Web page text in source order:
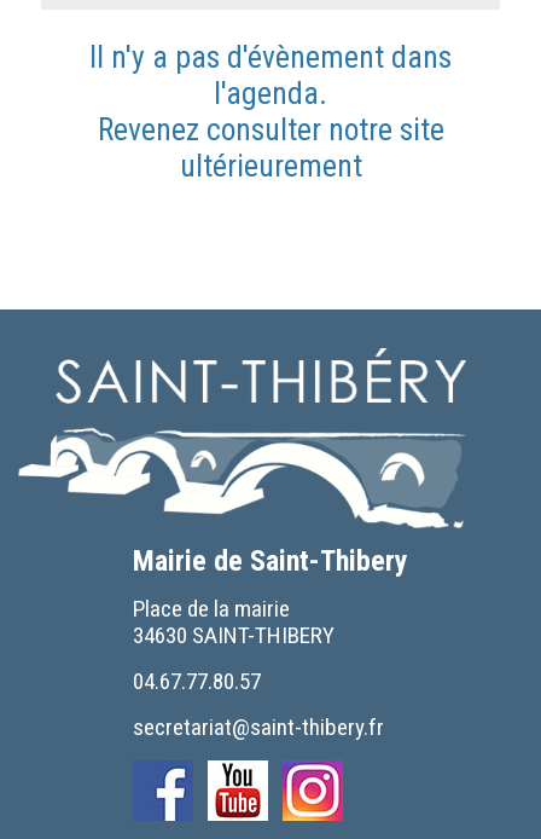
Il n'y a pas d'évènement dans
l'agenda.
Revenez consulter notre site
ultérieurement
Mairie de Saint-Thibery
Place de la mairie
34630 SAINT-THIBERY
04.67.77.80.57
secretariat@saint-thibery.fr